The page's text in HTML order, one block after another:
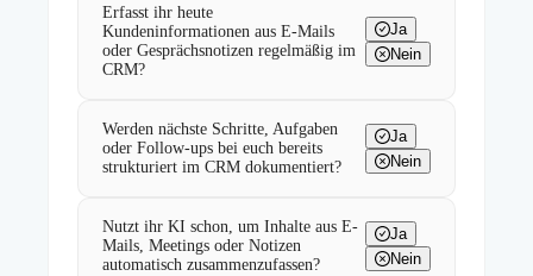
Erfasst ihr heute
Kundeninformationen aus E-Mails
oder Gesprächsnotizen regelmäßig im
CRM?
Ja
Nein
Werden nächste Schritte, Aufgaben
oder Follow-ups bei euch bereits
strukturiert im CRM dokumentiert?
Ja
Nein
Nutzt ihr KI schon, um Inhalte aus E-
Mails, Meetings oder Notizen
automatisch zusammenzufassen?
Ja
Nein